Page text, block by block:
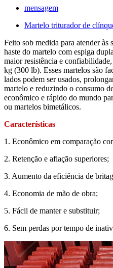
mensagem
Martelo triturador de
Feito sob medida para atender às
haste do martelo com espiga
maior resistência e
kg (300 lb). Esses martelos são
lados podem ser usados,
martelo e reduzindo o consumo
econômico e rápido do mundo
ou martelos bimetálicos.
Características
1. Econômico em comparação
2. Retenção e afiação superiores;
3. Aumento da eficiência de
4. Economia de mão de obra;
5. Fácil de manter e substituir;
6. Sem perdas por tempo de